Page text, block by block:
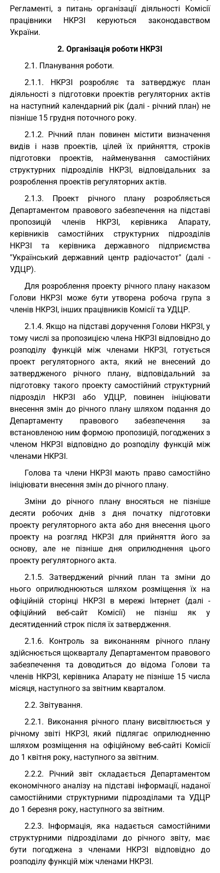
Регламенті, з питань організації діяльності Комісії
працівники НКРЗІ керуються законодавством
України.
2. Організація роботи НКРЗІ
2.1. Планування роботи.
2.1.1. НКРЗІ розробляє та затверджує план
діяльності з підготовки проектів регуляторних актів
на наступний календарний рік (далі - річний план) не
пізніше 15 грудня поточного року.
2.1.2. Річний план повинен містити визначення
видів і назв проектів, цілей їх прийняття, строків
підготовки проектів, найменування самостійних
структурних підрозділів НКРЗІ, відповідальних за
розроблення проектів регуляторних актів.
2.1.3. Проект річного плану розробляється
Департаментом правового забезпечення на підставі
пропозицій членів НКРЗІ, керівника Апарату,
керівників самостійних структурних підрозділів
НКРЗІ та керівника державного підприємства
"Український державний центр радіочастот" (далі -
УДЦР).
Для розроблення проекту річного плану наказом
Голови НКРЗІ може бути утворена робоча група з
членів НКРЗІ, інших працівників Комісії та УДЦР.
2.1.4. Якщо на підставі доручення Голови НКРЗІ, у
тому числі за пропозицією члена НКРЗІ відповідно до
розподілу функцій між членами НКРЗІ, готується
проект регуляторного акта, який не внесений до
затвердженого річного плану, відповідальний за
підготовку такого проекту самостійний структурний
підрозділ НКРЗІ або УДЦР, повинен ініціювати
внесення змін до річного плану шляхом подання до
Департаменту правового забезпечення за
встановленою ним формою пропозицій, погоджених з
членом НКРЗІ відповідно до розподілу функцій між
членами НКРЗІ.
Голова та члени НКРЗІ мають право самостійно
ініціювати внесення змін до річного плану.
Зміни до річного плану вносяться не пізніше
десяти робочих днів з дня початку підготовки
проекту регуляторного акта або дня внесення цього
проекту на розгляд НКРЗІ для прийняття його за
основу, але не пізніше дня оприлюднення цього
проекту регуляторного акта.
2.1.5. Затверджений річний план та зміни до
нього оприлюднюються шляхом розміщення їх на
офіційній сторінці НКРЗІ в мережі Інтернет (далі -
офіційний веб-сайт Комісії) не пізніш як у
десятиденний строк після їх затвердження.
2.1.6. Контроль за виконанням річного плану
здійснюється щокварталу Департаментом правового
забезпечення та доводиться до відома Голови та
членів НКРЗІ, керівника Апарату не пізніше 15 числа
місяця, наступного за звітним кварталом.
2.2. Звітування.
2.2.1. Виконання річного плану висвітлюється у
річному звіті НКРЗІ, який підлягає оприлюдненню
шляхом розміщення на офіційному веб-сайті Комісії
до 1 квітня року, наступного за звітним.
2.2.2. Річний звіт складається Департаментом
економічного аналізу на підставі інформації, наданої
самостійними структурними підрозділами та УДЦР
до 1 березня року, наступного за звітним.
2.2.3. Інформація, яка надається самостійними
структурними підрозділами до річного звіту, має
бути погоджена з членами НКРЗІ відповідно до
розподілу функцій між членами НКРЗІ.